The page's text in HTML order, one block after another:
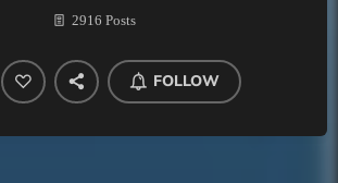
2916 Posts
FOLLOW